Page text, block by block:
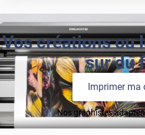
Vos créations ou
sur du
Imprimer ma
Nos graphistes